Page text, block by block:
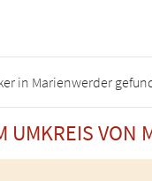
in Marienwerder
VON